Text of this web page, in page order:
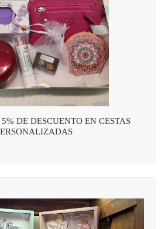
DE DESCUENTO EN CESTAS